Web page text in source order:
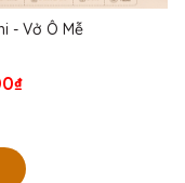
- Vở Ô Mễ